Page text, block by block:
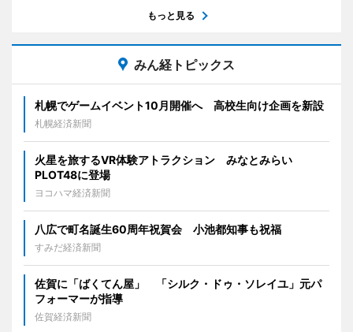
もっと見る
みん経トピックス
札幌でゲームイベント10月開催へ 高校生向け企画を新設
札幌経済新聞
火星を旅するVR体験アトラクション みなとみらい
PLOT48に登場
ヨコハマ経済新聞
八広で町名誕生60周年祝賀会 小池都知事も祝福
すみだ経済新聞
佐賀に「ばくてん屋」 「シルク・ドゥ・ソレイユ」元パ
フォーマーが指導
佐賀経済新聞